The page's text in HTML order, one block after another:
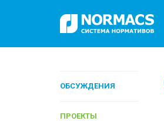
ОБСУЖДЕНИЯ
ПРОЕКТЫ